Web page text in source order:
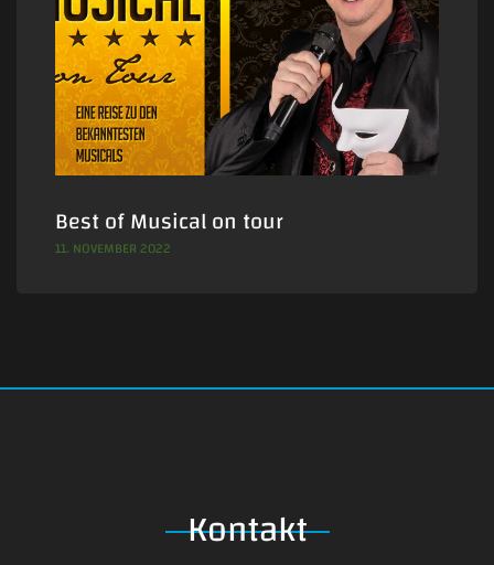
Best of Musical on tour
11. NOVEMBER 2022
Kontakt